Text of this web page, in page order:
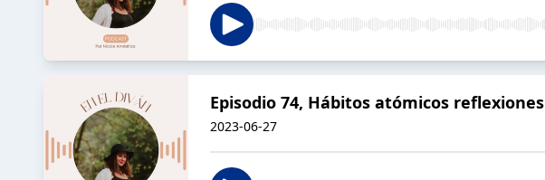
Episodio 74, Hábitos atómicos reflexiones
2023-06-27